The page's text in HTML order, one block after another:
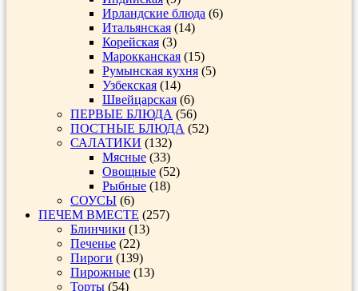
Ирландские блюда (6)
Итальянская (14)
Корейская (3)
Марокканская (15)
Румынская кухня (5)
Узбекская (14)
Швейцарская (6)
ПЕРВЫЕ БЛЮДА (56)
ПОСТНЫЕ БЛЮДА (52)
САЛАТИКИ (132)
Мясные (33)
Овощные (52)
Рыбные (18)
СОУСЫ (6)
ПЕЧЕМ ВМЕСТЕ (257)
Блинчики (13)
Печенье (22)
Пироги (139)
Пирожные (13)
Торты (54)